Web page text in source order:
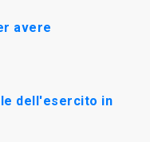
avere
dell'esercito in